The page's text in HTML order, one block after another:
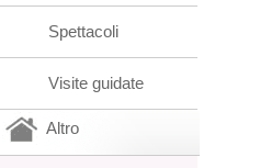
Spettacoli
Visite guidate
Altro